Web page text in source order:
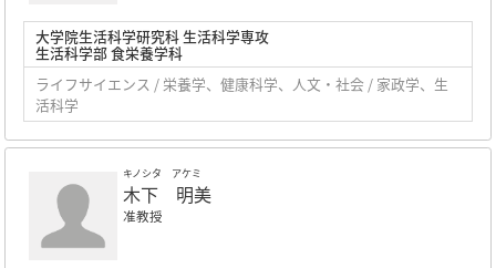
大学院生活科学研究科 生活科学専攻
生活科学部 食栄養学科
ライフサイエンス / 栄養学、健康科学、人文・社会 / 家政学、生
活科学
キノシタ アケミ
木下 明美
准教授